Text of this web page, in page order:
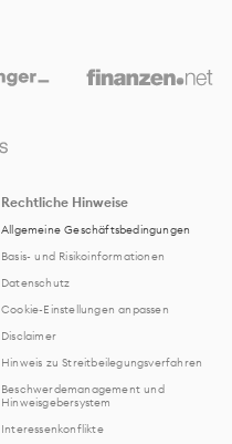
Rechtliche Hinweise
Allgemeine Geschäftsbedingungen
Basis- und Risikoinformationen
Datenschutz
Cookie-Einstellungen anpassen
Disclaimer
Hinweis zu Streitbeilegungsverfahren
Beschwerdemanagement und
Hinweisgebersystem
Interessenkonflikte